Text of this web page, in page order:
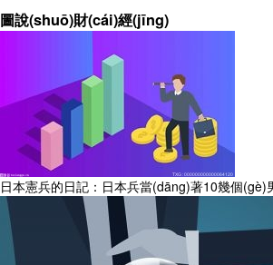
圖說(shuō)財(cái)經(jīng)
日本憲兵的日記：日本兵當(dāng)著10幾個